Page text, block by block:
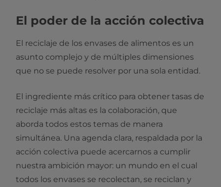
El poder de la acción colectiva
El reciclaje de los envases de alimentos es un
asunto complejo y de múltiples dimensiones
que no se puede resolver por una sola entidad.
El ingrediente más crítico para obtener tasas de
reciclaje más altas es la colaboración, que
aborda todos estos temas de manera
simultánea. Una agenda clara, respaldada por la
acción colectiva puede acercarnos a cumplir
nuestra ambición mayor: un mundo en el cual
todos los envases se recolectan, se reciclan y